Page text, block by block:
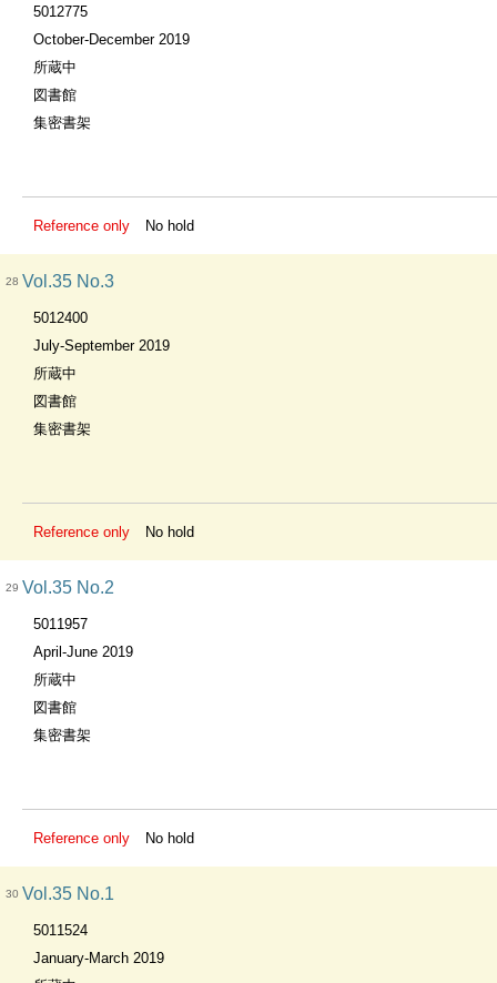
5012775
October-December 2019
所蔵中
図書館
集密書架
Reference only No hold
28 Vol.35 No.3
5012400
July-September 2019
所蔵中
図書館
集密書架
Reference only No hold
29 Vol.35 No.2
5011957
April-June 2019
所蔵中
図書館
集密書架
Reference only No hold
30 Vol.35 No.1
5011524
January-March 2019